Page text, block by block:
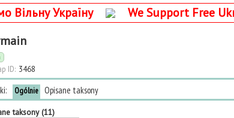
Вільну Україну We Support Free
ID: 3468
Ogólnie Opisane taksony
taksony (11)